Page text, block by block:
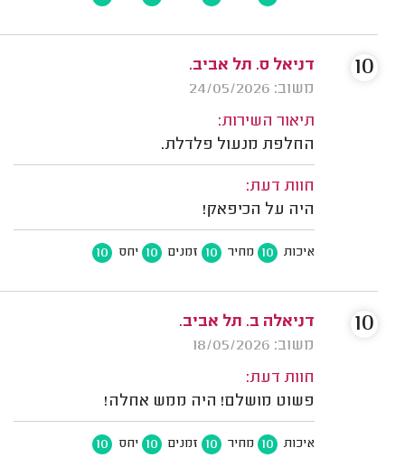
דניאל ס. תל אביב.
משוב: 24/05/2026
תיאור השירות:
החלפת מנעול פלדלת.
חוות דעת:
היה על הכיפאק!
איכות 10 מחיר 10 זמנים 10 יחס 10
10
דניאלה ב. תל אביב.
משוב: 18/05/2026
חוות דעת:
פשוט מושלם! היה ממש אחלה!
איכות 10 מחיר 10 זמנים 10 יחס 10
10